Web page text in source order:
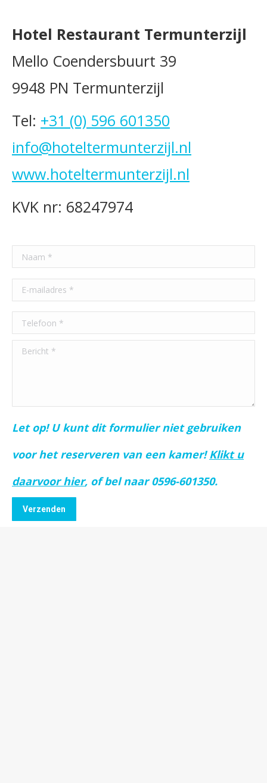
Hotel Restaurant Termunterzijl
Mello Coendersbuurt 39
9948 PN Termunterzijl
Tel: +31 (0) 596 601350
info@hoteltermunterzijl.nl
www.hoteltermunterzijl.nl
KVK nr: 68247974
Let op! U kunt dit formulier niet gebruiken
voor het reserveren van een kamer!Klikt u
daarvoor hier, of bel naar 0596-601350.